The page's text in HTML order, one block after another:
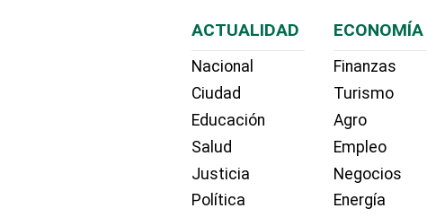
ACTUALIDAD
Nacional
Ciudad
Educación
Salud
Justicia
Política
ECONOMÍA
Finanzas
Turismo
Agro
Empleo
Negocios
Energía